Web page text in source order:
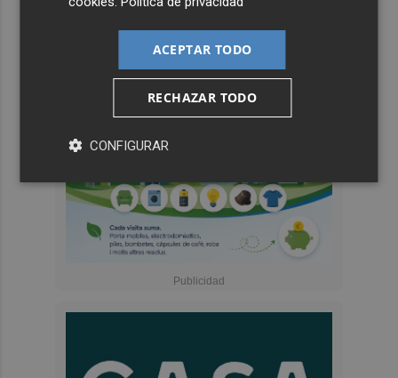
ACEPTAR TODO
RECHAZAR TODO
CONFIGURAR